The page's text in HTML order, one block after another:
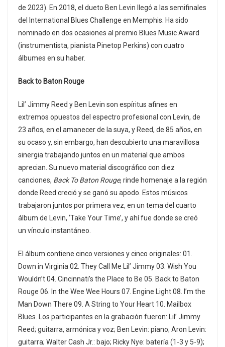
de 2023). En 2018, el dueto Ben Levin llegó a las semifinales
del International Blues Challenge en Memphis. Ha sido
nominado en dos ocasiones al premio Blues Music Award
(instrumentista, pianista Pinetop Perkins) con cuatro
álbumes en su haber.
Back to Baton Rouge
Lil’ Jimmy Reed y Ben Levin son espíritus afines en
extremos opuestos del espectro profesional con Levin, de
23 años, en el amanecer de la suya, y Reed, de 85 años, en
su ocaso y, sin embargo, han descubierto una maravillosa
sinergia trabajando juntos en un material que ambos
aprecian. Su nuevo material discográfico con diez
canciones, Back To Baton Rouge, rinde homenaje a la región
donde Reed creció y se ganó su apodo. Estos músicos
trabajaron juntos por primera vez, en un tema del cuarto
álbum de Levin, ‘Take Your Time’, y ahí fue donde se creó
un vínculo instantáneo.
El álbum contiene cinco versiones y cinco originales: 01.
Down in Virginia 02. They Call Me Lil’ Jimmy 03. Wish You
Wouldn’t 04. Cincinnati’s the Place to Be 05. Back to Baton
Rouge 06. In the Wee Wee Hours 07. Engine Light 08. I’m the
Man Down There 09. A String to Your Heart 10. Mailbox
Blues. Los participantes en la grabación fueron: Lil’ Jimmy
Reed; guitarra, armónica y voz; Ben Levin: piano; Aron Levin:
guitarra; Walter Cash Jr.: bajo; Ricky Nye: batería (1-3 y 5-9);